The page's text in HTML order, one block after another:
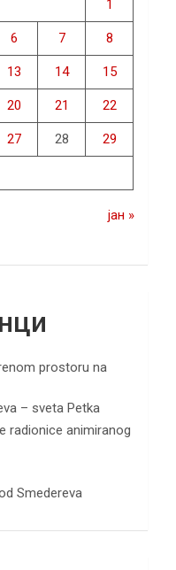
1
6 7 8
13 14 15
20 21 22
27 28 29
јан »
prostoru na
– sveta Petka
radionice animiranog
Smedereva